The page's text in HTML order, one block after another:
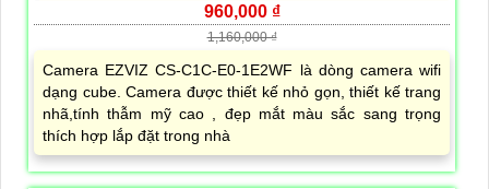
960,000 ₫
1,160,000 ₫
Camera EZVIZ CS-C1C-E0-1E2WF là dòng camera wifi
dạng cube. Camera được thiết kế nhỏ gọn, thiết kế trang
nhã,tính thẫm mỹ cao , đẹp mắt màu sắc sang trọng
thích hợp lắp đặt trong nhà